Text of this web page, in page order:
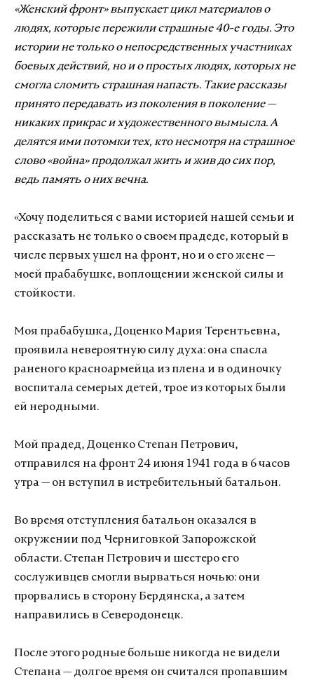
«Женский фронт» выпускает цикл материалов о
людях, которые пережили страшные 40-е годы. Это
истории не только о непосредственных участниках
боевых действий, но и о простых людях, которых не
смогла сломить страшная напасть. Такие рассказы
принято передавать из поколения в поколение —
никаких прикрас и художественного вымысла. А
делятся ими потомки тех, кто несмотря на страшное
слово «война» продолжал жить и жив до сих пор,
ведь память о них вечна.
«Хочу поделиться с вами историей нашей семьи и
рассказать не только о своем прадеде, который в
числе первых ушел на фронт, но и о его жене —
моей прабабушке, воплощении женской силы и
стойкости.
Моя прабабушка, Доценко Мария Терентьевна,
проявила невероятную силу духа: она спасла
раненого красноармейца из плена и в одиночку
воспитала семерых детей, трое из которых были
ей неродными.
Мой прадед, Доценко Степан Петрович,
отправился на фронт 24 июня 1941 года в 6 часов
утра — он вступил в истребительный батальон.
Во время отступления батальон оказался в
окружении под Черниговкой Запорожской
области. Степан Петрович и шестеро его
сослуживцев смогли вырваться ночью: они
прорвались в сторону Бердянска, а затем
направились в Северодонецк.
После этого родные больше никогда не видели
Степана — долгое время он считался пропавшим